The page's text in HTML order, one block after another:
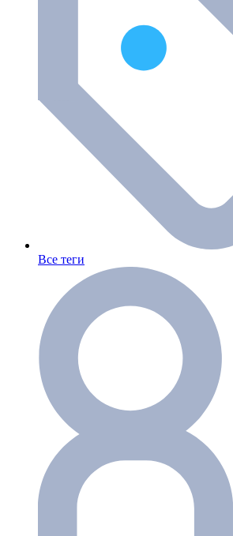
Все теги